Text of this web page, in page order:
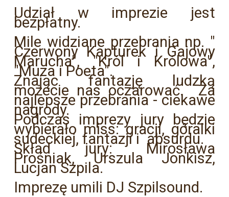
Udział w imprezie jest
bezpłatny.
Mile widziane przebrania np. "
Czerwony Kapturek i Gajowy
Marucha", "Król i Królowa",
"Muza i Poeta".
Znając fantazję ludzką
możecie nas oczarować. Za
najlepsze przebrania - ciekawe
nagrody.
Podczas imprezy jury będzie
wybierało miss: gracji, góralki
sudeckiej, fantazji i absurdu.
Skład jury: Mirosława
Prośniak, Urszula Jonkisz,
Lucjan Szpila.
Imprezę umili DJ Szpilsound.